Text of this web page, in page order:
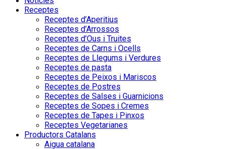
Receptes
Receptes d’Aperitius
Receptes d’Arrossos
Receptes d’Ous i Truites
Receptes de Carns i Ocells
Receptes de Llegums i Verdures
Receptes de pasta
Receptes de Peixos i Mariscos
Receptes de Postres
Receptes de Salses i Guarnicions
Receptes de Sopes i Cremes
Receptes de Tapes i Pinxos
Receptes Vegetarianes
Productors Catalans
Aigua catalana